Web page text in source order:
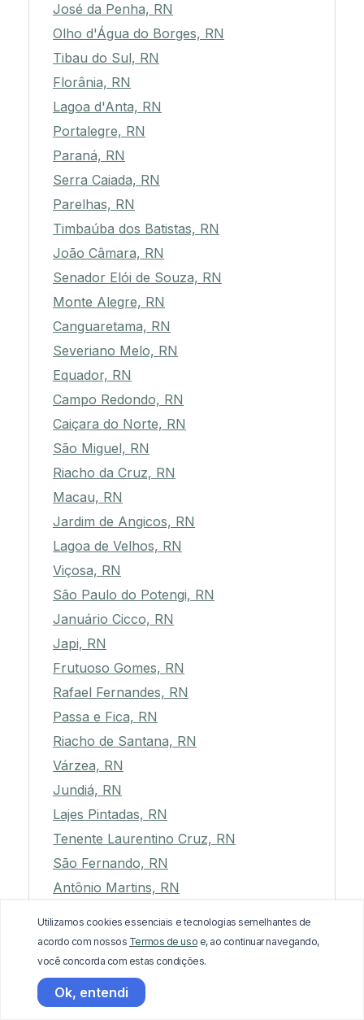
José da Penha, RN
Olho d'Água do Borges, RN
Tibau do Sul, RN
Florânia, RN
Lagoa d'Anta, RN
Portalegre, RN
Paraná, RN
Serra Caiada, RN
Parelhas, RN
Timbaúba dos Batistas, RN
João Câmara, RN
Senador Elói de Souza, RN
Monte Alegre, RN
Canguaretama, RN
Severiano Melo, RN
Equador, RN
Campo Redondo, RN
Caiçara do Norte, RN
São Miguel, RN
Riacho da Cruz, RN
Macau, RN
Jardim de Angicos, RN
Lagoa de Velhos, RN
Viçosa, RN
São Paulo do Potengi, RN
Januário Cicco, RN
Japi, RN
Frutuoso Gomes, RN
Rafael Fernandes, RN
Passa e Fica, RN
Riacho de Santana, RN
Várzea, RN
Jundiá, RN
Lajes Pintadas, RN
Tenente Laurentino Cruz, RN
São Fernando, RN
Antônio Martins, RN
Alexandria, RN
Parazinho, RN
Ruy Barbosa, RN
Utilizamos cookies essenciais e tecnologias semelhantes de
acordo com nossos Termos de uso e, ao continuar navegando,
você concorda com estas condições.
Ok, entendi